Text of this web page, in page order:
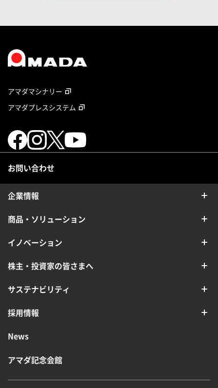
アマダマシナリー
アマダプレスシステム
お問い合わせ
企業情報
商品・ソリューション
イノベーション
株主・投資家の皆さまへ
サステナビリティ
採用情報
News
アマダ記念会館